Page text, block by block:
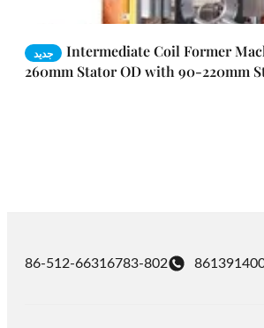
جديد
Intermediate Coil Former
260mm Stator OD with 90-220mm
86-512-66316783-802